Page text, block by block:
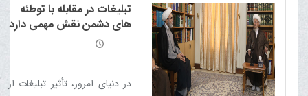
است! این افتخار روحانیت است
که در کنار مردم است و مردم در
تبلیغات در مقابله با توطئه
های دشمن نقش مهمی دارد
در دنیای امروز، تأثیر تبلیغات از